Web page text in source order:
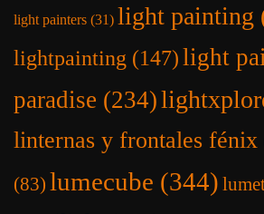
light painters (31) light painting
lightpainting (147)light
paradise (234)
linternas y frontales fénix
(83) lumecube (344)